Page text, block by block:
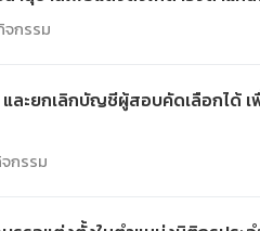
จกรรม
ะยกเลิกบัญชีผู้สอบคัดเลือกได้
กรรม